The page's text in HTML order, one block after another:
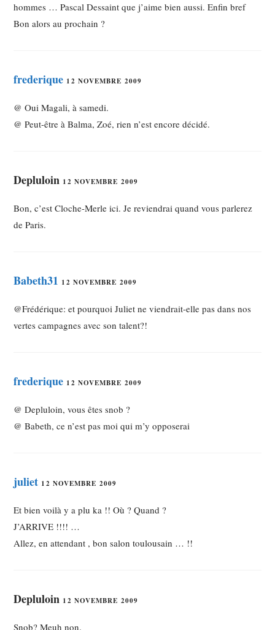
hommes … Pascal Dessaint que j’aime bien aussi. Enfin bref
Bon alors au prochain ?
frederique 12 NOVEMBRE 2009
@ Oui Magali, à samedi.
@ Peut-être à Balma, Zoé, rien n’est encore décidé.
Depluloin 12 NOVEMBRE 2009
Bon, c’est Cloche-Merle ici. Je reviendrai quand vous parlerez
de Paris.
Babeth31 12 NOVEMBRE 2009
@Frédérique: et pourquoi Juliet ne viendrait-elle pas dans nos
vertes campagnes avec son talent?!
frederique 12 NOVEMBRE 2009
@ Depluloin, vous êtes snob ?
@ Babeth, ce n’est pas moi qui m’y opposerai
juliet 12 NOVEMBRE 2009
Et bien voilà y a plu ka !! Où ? Quand ?
J’ARRIVE !!!! …
Allez, en attendant , bon salon toulousain … !!
Depluloin 12 NOVEMBRE 2009
Snob? Meuh non.